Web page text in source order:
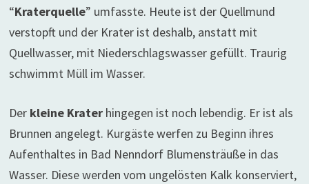
“Kraterquelle” umfasste. Heute ist der Quellmund
verstopft und der Krater ist deshalb, anstatt mit
Quellwasser, mit Niederschlagswasser gefüllt. Traurig
schwimmt Müll im Wasser.
Der kleine Kraterhingegen ist noch lebendig. Er ist als
Brunnen angelegt. Kurgäste werfen zu Beginn ihres
Aufenthaltes in Bad Nenndorf Blumensträuße in das
Wasser. Diese werden vom ungelösten Kalk konserviert,